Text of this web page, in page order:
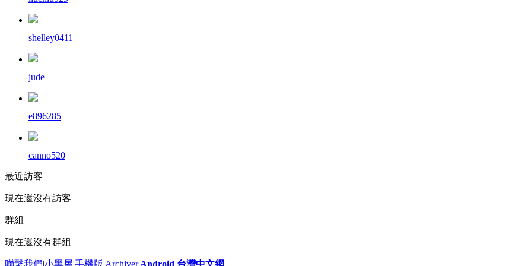
shelley0411
jude
e896285
canno520
最近訪客
現在還沒有訪客
群組
現在還沒有群組
聯繫我們|小黑屋|手機版|Archiver|Android 台灣中文網